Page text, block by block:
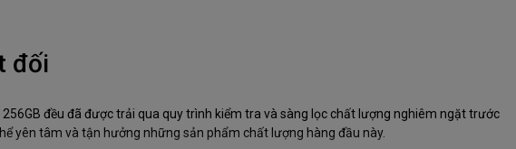
đối
256GB đều đã được trải qua quy trình kiểm tra và sàng lọc chất lượng nghiêm ngặt trước
yên tâm và tận hưởng những sản phẩm chất lượng hàng đầu này.